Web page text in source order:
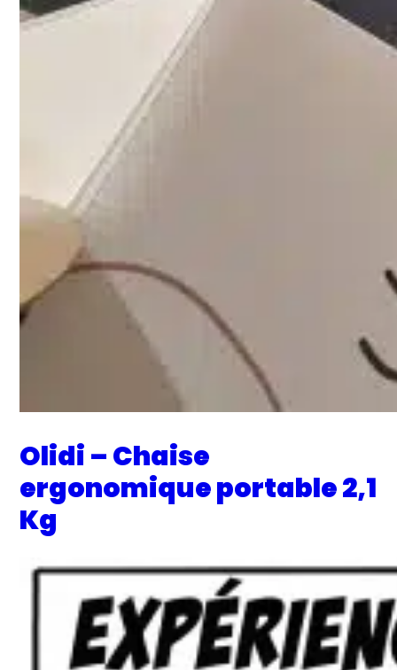
Olidi – Chaise
ergonomique portable 2,1
Kg